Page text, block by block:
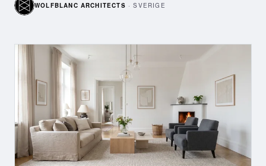
WOLFBLANC ARCHITECTS ·SVERIGE